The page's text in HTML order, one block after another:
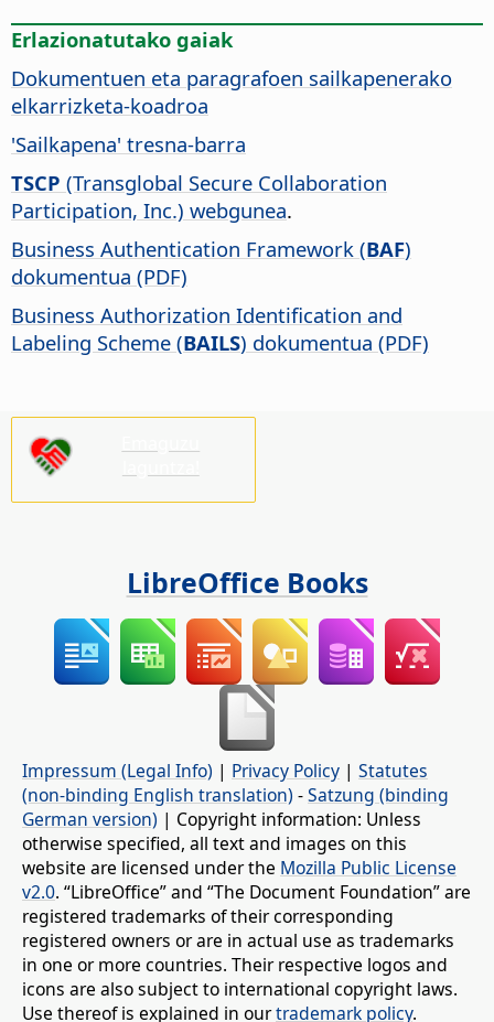
Erlazionatutako gaiak
Dokumentuen eta paragrafoen sailkapenerako
elkarrizketa-koadroa
'Sailkapena' tresna-barra
TSCP (Transglobal Secure Collaboration
Participation, Inc.) webgunea.
Business Authentication Framework (BAF)
dokumentua (PDF)
Business Authorization Identification and
Labeling Scheme (BAILS) dokumentua (PDF)
LibreOffice Books
Impressum (Legal Info) | Privacy Policy | Statutes
(non-binding English translation) -Satzung (binding
German version) | Copyright information: Unless
otherwise specified, all text and images on this
website are licensed under the Mozilla Public License
v2.0. “LibreOffice” and “The Document Foundation” are
registered trademarks of their corresponding
registered owners or are in actual use as trademarks
in one or more countries. Their respective logos and
icons are also subject to international copyright laws.
Use thereof is explained in ourtrademark policy.